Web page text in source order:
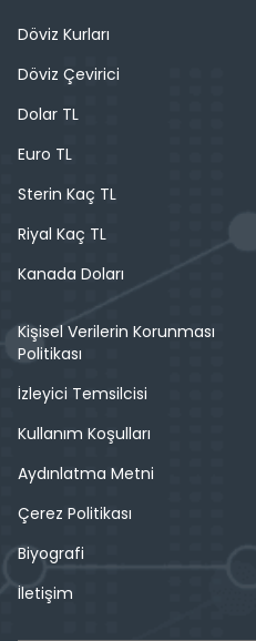
Döviz Kurları
Döviz Çevirici
Dolar TL
Euro TL
Sterin Kaç TL
Riyal Kaç TL
Kanada Doları
Kişisel Verilerin Korunması
Politikası
İzleyici Temsilcisi
Kullanım Koşulları
Aydınlatma Metni
Çerez Politikası
Biyografi
İletişim